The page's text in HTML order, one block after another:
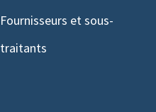
Fournisseurs et sous-
traitants